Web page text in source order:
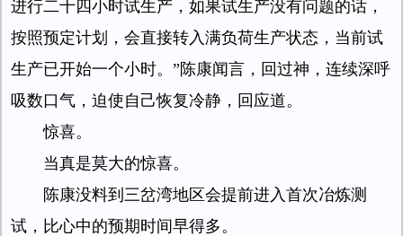
进行二十四小时试生产，如果试生产没有问题的话，
按照预定计划，会直接转入满负荷生产状态，当前试
生产已开始一个小时。”陈康闻言，回过神，连续深呼
吸数口气，迫使自己恢复冷静，回应道。
惊喜。
当真是莫大的惊喜。
陈康没料到三岔湾地区会提前进入首次冶炼测
试，比心中的预期时间早得多。